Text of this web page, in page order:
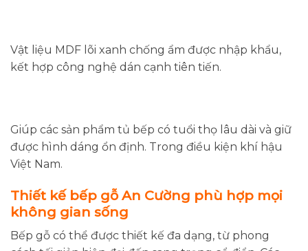
Vật liệu MDF lõi xanh chống ẩm được nhập khẩu,
kết hợp công nghệ dán cạnh tiên tiến.
Giúp các sản phẩm tủ bếp có tuổi thọ lâu dài và giữ
được hình dáng ổn định. Trong điều kiện khí hậu
Việt Nam.
Thiết kế bếp gỗ An Cường phù hợp mọi
không gian sống
Bếp gỗ có thể được thiết kế đa dạng, từ phong